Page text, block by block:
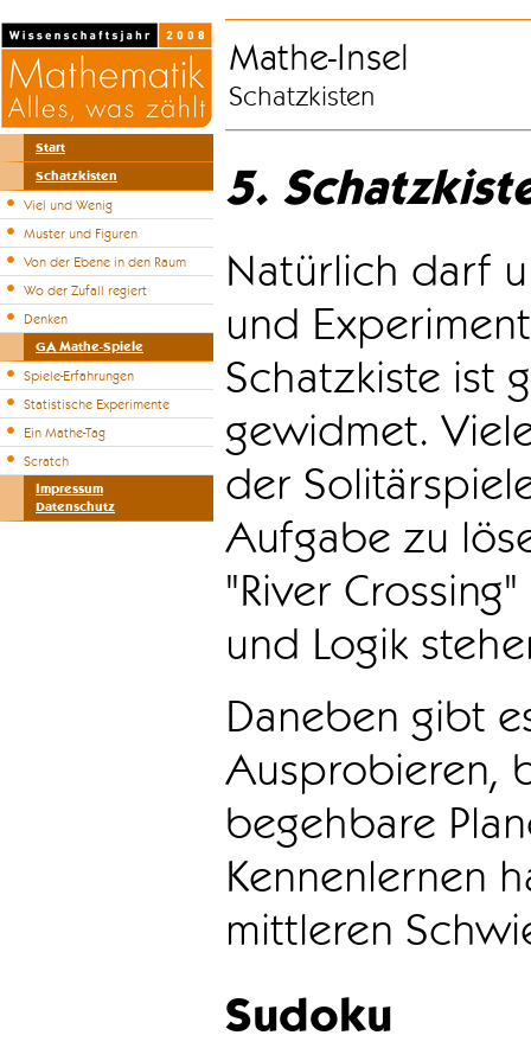
Start
Schatzkisten
Viel und Wenig
Muster und Figuren
Von der Ebene in den Raum
Wo der Zufall regiert
Denken
GA Mathe-Spiele
Spiele-Erfahrungen
Statistische Experimente
Ein Mathe-Tag
Scratch
Impressum
Datenschutz
Mathe-Insel
Schatzkisten
5.
Natürlich darf
und
Schatzkiste ist
gewidmet.
der
Aufgabe zu
"River
und Logik
Daneben gibt
Ausprobieren,
begehbare
Kennenlernen
mittleren
Sudoku